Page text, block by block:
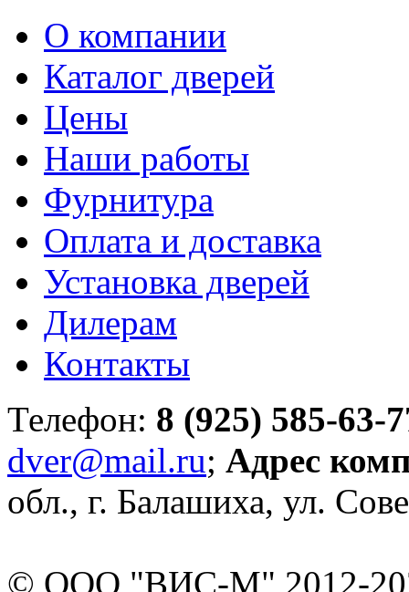
О компании
Каталог дверей
Цены
Наши работы
Фурнитура
Оплата и доставка
Установка дверей
Дилерам
Контакты
Телефон: 8 (925) 585-63-
dver@mail.ru; Адрес
обл., г. Балашиха, ул.
© ООО "ВИС-М" 2012-